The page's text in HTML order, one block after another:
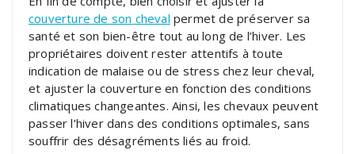
couverture de son cheval permet de préserver sa
santé et son bien-être tout au long de l’hiver. Les
propriétaires doivent rester attentifs à toute
indication de malaise ou de stress chez leur cheval,
et ajuster la couverture en fonction des conditions
climatiques changeantes. Ainsi, les chevaux peuvent
passer l’hiver dans des conditions optimales, sans
souffrir des désagréments liés au froid.